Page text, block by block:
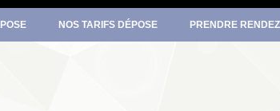
NOS TARIFS DÉPOSE PRENDRE